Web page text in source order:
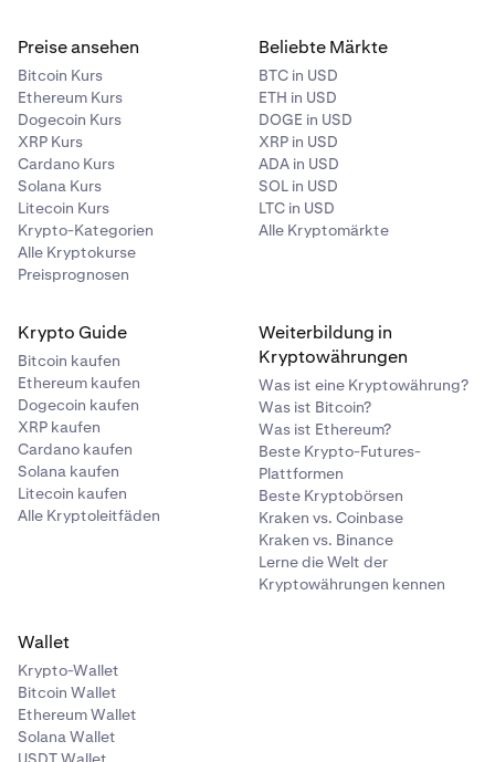
Preise ansehen
Bitcoin Kurs
Ethereum Kurs
Dogecoin Kurs
XRP Kurs
Cardano Kurs
Solana Kurs
Litecoin Kurs
Krypto-Kategorien
Alle Kryptokurse
Preisprognosen
Beliebte Märkte
BTC in USD
ETH in USD
DOGE in USD
XRP in USD
ADA in USD
SOL in USD
LTC in USD
Alle Kryptomärkte
Krypto Guide
Bitcoin kaufen
Ethereum kaufen
Dogecoin kaufen
XRP kaufen
Cardano kaufen
Solana kaufen
Litecoin kaufen
Alle Kryptoleitfäden
Weiterbildung in
Kryptowährungen
Was ist eine Kryptowährung?
Was ist Bitcoin?
Was ist Ethereum?
Beste Krypto-Futures-
Plattformen
Beste Kryptobörsen
Kraken vs. Coinbase
Kraken vs. Binance
Lerne die Welt der
Kryptowährungen kennen
Wallet
Krypto-Wallet
Bitcoin Wallet
Ethereum Wallet
Solana Wallet